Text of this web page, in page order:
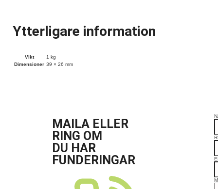
Ytterligare information
Vikt
1 kg
Dimensioner 39 × 26 mm
MAILA ELLER
RING OM
DU HAR
FUNDERINGAR